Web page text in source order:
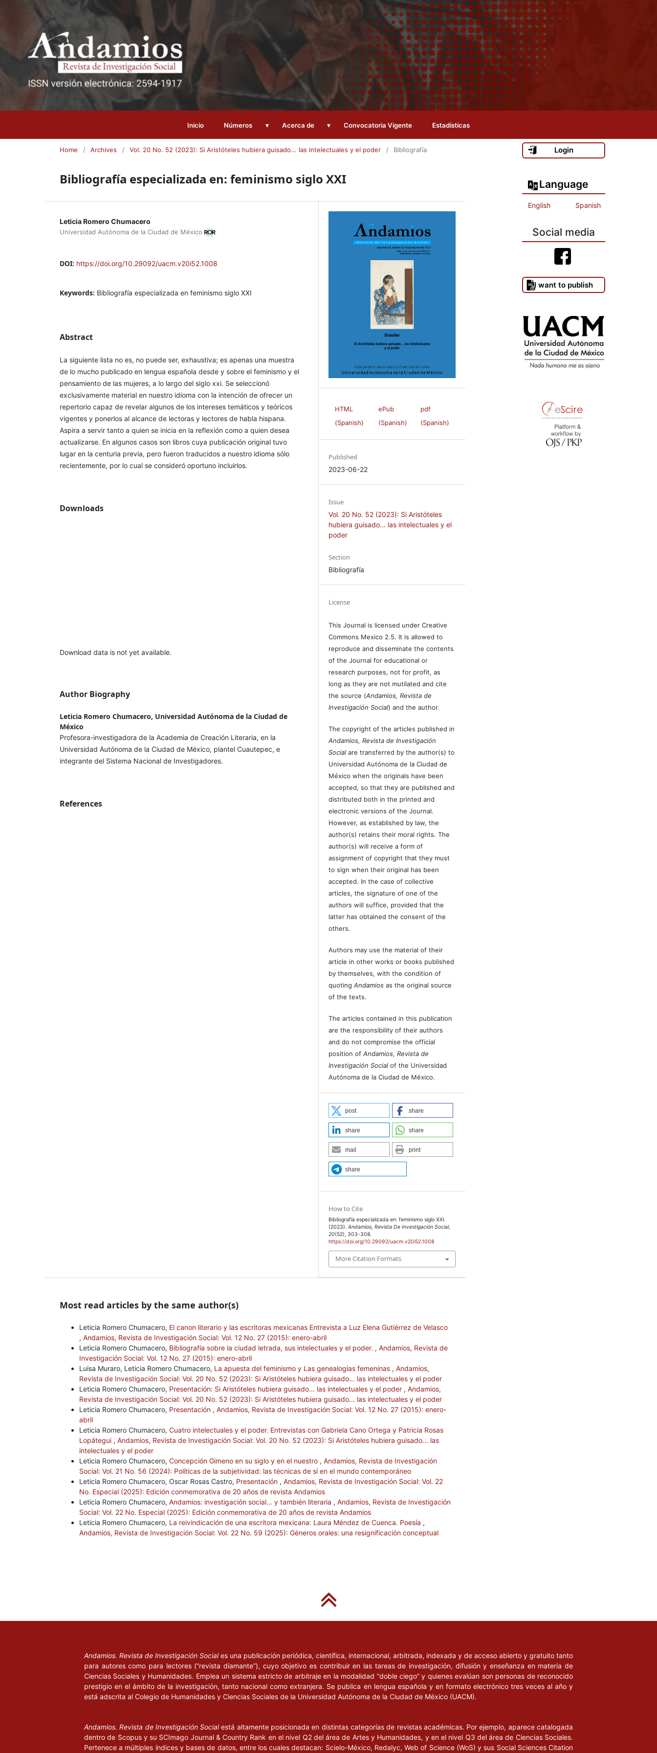
Inicio Números ▾ Acerca de ▾ Convocatoria Vigente Estadísticas
Home / Archives / Vol. 20 No. 52 (2023): Si Aristóteles hubiera guisado... las intelectuales y el poder / Bibliografía
Bibliografía especializada en: feminismo siglo XXI
Leticia Romero Chumacero
Universidad Autónoma de la Ciudad de México
DOI: https://doi.org/10.29092/uacm.v20i52.1008
Keywords: Bibliografía especializada en feminismo siglo XXI
Abstract
La siguiente lista no es, no puede ser, exhaustiva; es apenas una muestra
de lo mucho publicado en lengua española desde y sobre el feminismo y el
pensamiento de las mujeres, a lo largo del siglo xxi. Se seleccionó
exclusivamente material en nuestro idioma con la intención de ofrecer un
repertorio capaz de revelar algunos de los intereses temáticos y teóricos
vigentes y ponerlos al alcance de lectoras y lectores de habla hispana.
Aspira a servir tanto a quien se inicia en la reflexión como a quien desea
actualizarse. En algunos casos son libros cuya publicación original tuvo
lugar en la centuria previa, pero fueron traducidos a nuestro idioma sólo
recientemente, por lo cual se consideró oportuno incluirlos.
Downloads
Download data is not yet available.
Author Biography
Leticia Romero Chumacero, Universidad Autónoma de la Ciudad de
México
Profesora-investigadora de la Academia de Creación Literaria, en la
Universidad Autónoma de la Ciudad de México, plantel Cuautepec, e
integrante del Sistema Nacional de Investigadores.
References
HTML
(Spanish)
ePub
(Spanish)
pdf
(Spanish)
Published
2023-06-22
Issue
Vol. 20 No. 52 (2023): Si Aristóteles
hubiera guisado... las intelectuales y el
poder
Section
Bibliografía
License
This Journal is licensed under Creative
Commons Mexico 2.5. It is allowed to
reproduce and disseminate the contents
of the Journal for educational or
research purposes, not for profit, as
long as they are not mutilated and cite
the source (Andamios, Revista de
Investigación Social) and the author.
The copyright of the articles published in
Andamios, Revista de Investigación
Social are transferred by the author(s) to
Universidad Autónoma de la Ciudad de
México when the originals have been
accepted, so that they are published and
distributed both in the printed and
electronic versions of the Journal.
However, as established by law, the
author(s) retains their moral rights. The
author(s) will receive a form of
assignment of copyright that they must
to sign when their original has been
accepted. In the case of collective
articles, the signature of one of the
authors will suffice, provided that the
latter has obtained the consent of the
others.
Authors may use the material of their
article in other works or books published
by themselves, with the condition of
quotingAndamios as the original source
of the texts.
The articles contained in this publication
are the responsibility of their authors
and do not compromise the official
position ofAndamios, Revista de
Investigación Socialof the Universidad
Autónoma de la Ciudad de México.
post share
share share
mail print
share
How to Cite
Bibliografía especializada en: feminismo siglo XXI.
(2023).Andamios, Revista De Investigación Social,
20(52), 303-308.
https://doi.org/10.29092/uacm.v20i52.1008
More Citation Formats
Most read articles by the same author(s)
Leticia Romero Chumacero, El canon literario y las escritoras mexicanas Entrevista a Luz Elena Gutiérrez de Velasco
, Andamios, Revista de Investigación Social: Vol. 12 No. 27 (2015): enero-abril
Leticia Romero Chumacero, Bibliografía sobre la ciudad letrada, sus intelectuales y el poder. , Andamios, Revista de
Investigación Social: Vol. 12 No. 27 (2015): enero-abril
Luisa Muraro, Leticia Romero Chumacero, La apuesta del feminismo y Las genealogías femeninas , Andamios,
Revista de Investigación Social: Vol. 20 No. 52 (2023): Si Aristóteles hubiera guisado... las intelectuales y el poder
Leticia Romero Chumacero, Presentación: Si Aristóteles hubiera guisado... las intelectuales y el poder , Andamios,
Revista de Investigación Social: Vol. 20 No. 52 (2023): Si Aristóteles hubiera guisado... las intelectuales y el poder
Leticia Romero Chumacero, Presentación , Andamios, Revista de Investigación Social: Vol. 12 No. 27 (2015): enero-
abril
Leticia Romero Chumacero, Cuatro intelectuales y el poder. Entrevistas con Gabriela Cano Ortega y Patricia Rosas
Lopátegui , Andamios, Revista de Investigación Social: Vol. 20 No. 52 (2023): Si Aristóteles hubiera guisado... las
intelectuales y el poder
Leticia Romero Chumacero, Concepción Gimeno en su siglo y en el nuestro , Andamios, Revista de Investigación
Social: Vol. 21 No. 56 (2024): Políticas de la subjetividad: las técnicas de sí en el mundo contemporáneo
Leticia Romero Chumacero, Oscar Rosas Castro, Presentación , Andamios, Revista de Investigación Social: Vol. 22
No. Especial (2025): Edición conmemorativa de 20 años de revista Andamios
Leticia Romero Chumacero, Andamios: investigación social… y también literaria , Andamios, Revista de Investigación
Social: Vol. 22 No. Especial (2025): Edición conmemorativa de 20 años de revista Andamios
Leticia Romero Chumacero, La reivindicación de una escritora mexicana: Laura Méndez de Cuenca. Poesía ,
Andamios, Revista de Investigación Social: Vol. 22 No. 59 (2025): Géneros orales: una resignificación conceptual
Login
Language
English Spanish
Social media
I want to publish
Andamios. Revista de Investigación Sociales una publicación periódica, científica, internacional, arbitrada, indexada y de acceso abierto y gratuito tanto
para autores como para lectores (“revista diamante”), cuyo objetivo es contribuir en las tareas de investigación, difusión y enseñanza en materia de
Ciencias Sociales y Humanidades. Emplea un sistema estricto de arbitraje en la modalidad “doble ciego” y quienes evalúan son personas de reconocido
prestigio en el ámbito de la investigación, tanto nacional como extranjera. Se publica en lengua española y en formato electrónico tres veces al año y
está adscrita al Colegio de Humanidades y Ciencias Sociales de la Universidad Autónoma de la Ciudad de México (UACM).
Andamios. Revista de Investigación Socialestá altamente posicionada en distintas categorías de revistas académicas. Por ejemplo, aparece catalogada
dentro de Scopus y su SCImago Journal & Country Rank en el nivel Q2 del área de Artes y Humanidades, y en el nivel Q3 del área de Ciencias Sociales.
Pertenece a múltiples índices y bases de datos, entre los cuales destacan: Scielo-México, Redalyc, Web of Science (WoS) y sus Social Sciences Citation